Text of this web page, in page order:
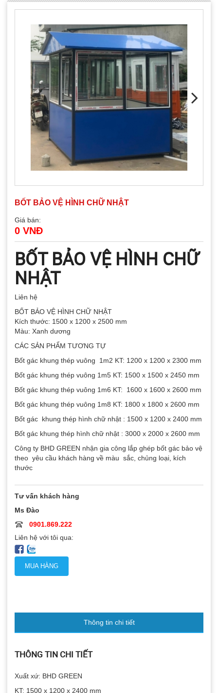
BỐT BẢO VỆ HÌNH CHỮ NHẬT
Giá bán:
0 VNĐ
BỐT BẢO VỆ HÌNH CHỮ
NHẬT
Liên hệ
BỐT BẢO VỆ HÌNH CHỮ NHẬT
Kích thước: 1500 x 1200 x 2500 mm
Màu: Xanh dương
CÁC SẢN PHẨM TƯƠNG TỰ
Bốt gác khung thép vuông 1m2 KT: 1200 x 1200 x 2300 mm
Bốt gác khung thép vuông 1m5 KT: 1500 x 1500 x 2450 mm
Bốt gác khung thép vuông 1m6 KT: 1600 x 1600 x 2600 mm
Bốt gác khung thép vuông 1m8 KT: 1800 x 1800 x 2600 mm
Bốt gác khung thép hình chữ nhật : 1500 x 1200 x 2400 mm
Bốt gác khung thép hình chữ nhật : 3000 x 2000 x 2600 mm
Công ty BHD GREEN nhận gia công lắp ghép bốt gác bảo vệ
theo yêu cầu khách hàng về màu sắc, chủng loại, kích
thước
Tư vấn khách hàng
Ms Đào
0901.869.222
Liên hệ với tôi qua:
MUA HÀNG
Thông tin chi tiết
THÔNG TIN CHI TIẾT
Xuất xứ: BHD GREEN
KT: 1500 x 1200 x 2400 mm